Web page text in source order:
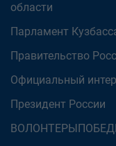
области
Парламент
Правительство
Официальный
Президент России